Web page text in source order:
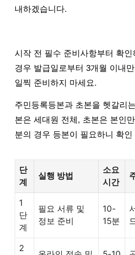
내하겠습니다.
시작 전 필수 준비사항부터 확인
경우 발급일로부터 3개월 이내
일찍 준비하지 마세요.
주민등록등본과 초본을 헷갈리
본은 세대원 전체, 초본은 본인
분의 경우 등본이 필요하니 확
단
계
실행 방법
소요
시간
1
단
계
필요 서류 및
정보 준비
10-
15분
2